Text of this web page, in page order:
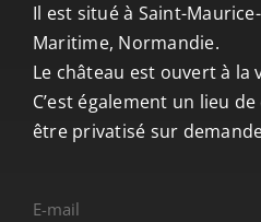
Il est situé à Saint-
Maritime, Normandie.
Le château est ouvert à la
C’est également un lieu
être privatisé sur
E-mail